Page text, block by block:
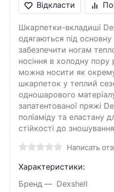
Відкласти
Шкарпетки-вкладиші
одягаються під
забезпечити ногам
носіння в холодну
можна носити як
шкарпеток у теплий
одношарового
запатентованої пряжі
поліаміду та еластану
стійкості до
Написать
Характеристики:
Бренд
Dexshell